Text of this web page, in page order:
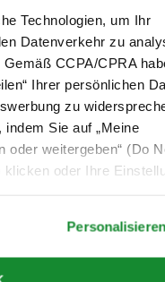
Technologien, um Ihr
Datenverkehr zu
CCPA/CPRA
Ihrer persönlichen
zu
Sie auf „Meine
oder weitergeben“ (Do
oder Ihre